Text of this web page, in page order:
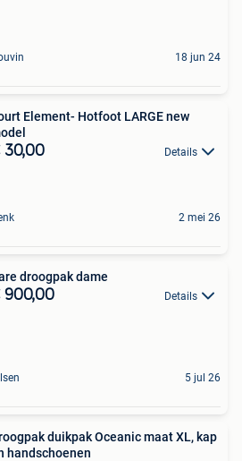
18 jun 24
Element- Hotfoot LARGE new
30,00 Details
2 mei 26
droogpak dame
900,00 Details
5 jul 26
duikpak Oceanic maat XL, kap
handschoenen